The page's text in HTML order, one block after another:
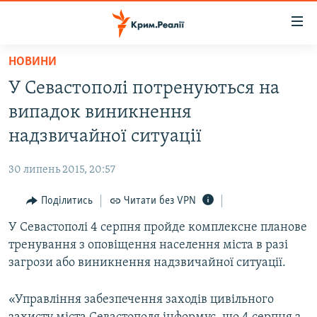
Перейти
основного
матеріалу
до
основної
Перейти
пошуку
ВІДЕО ТА ФОТО
БЛОГИ
ПОГЛЯД
ІНТЕРВ'Ю
ВСЕ ЗА ДЕНЬ
ДЕПОРТАЦІЯ
ЯК ОБІЙТИ БЛОКУВАННЯ
НОВИНИ
У Севастополі потренуються на
випадок виникнення
надзвичайної ситуації
30 липень 2015, 20:57
Поділитись Читати без VPN
У Севастополі 4 серпня пройде комплексне планове
тренування з оповіщення населення міста в разі
загрози або виникнення надзвичайної ситуації.
«Управління забезпечення заходів цивільного